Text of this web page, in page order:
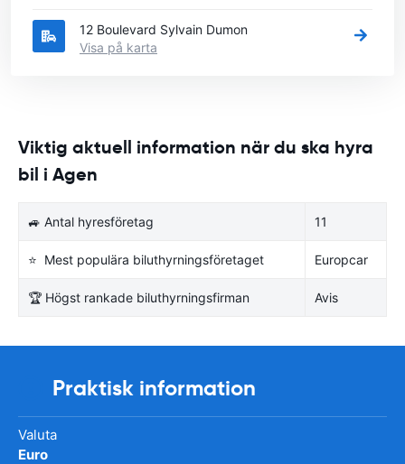
12 Boulevard Sylvain Dumon
Visa på karta
Viktig aktuell information när du ska hyra
bil i Agen
🚙 Antal hyresföretag 11
⭐ Mest populära biluthyrningsföretaget Europcar
🏆 Högst rankade biluthyrningsfirman Avis
Praktisk information
Valuta
Euro